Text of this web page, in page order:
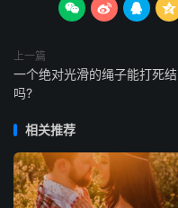
   
上一篇
一个绝对光滑的绳子能打死结
吗?
相关推荐